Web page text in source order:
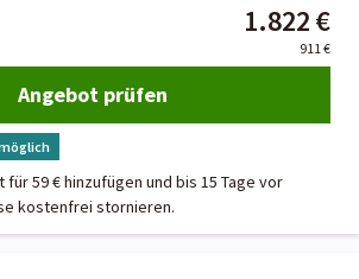
1.822 €
911 €
Angebot prüfen
59 € hinzufügen und bis 15 Tage vor
kostenfrei stornieren.